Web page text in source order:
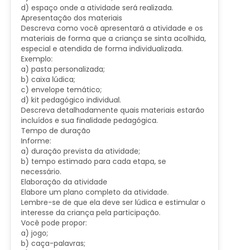
d) espaço onde a atividade será realizada.
Apresentação dos materiais
Descreva como você apresentará a atividade e os
materiais de forma que a criança se sinta acolhida,
especial e atendida de forma individualizada.
Exemplo:
a) pasta personalizada;
b) caixa lúdica;
c) envelope temático;
d) kit pedagógico individual.
Descreva detalhadamente quais materiais estarão
incluídos e sua finalidade pedagógica.
Tempo de duração
Informe:
a) duração prevista da atividade;
b) tempo estimado para cada etapa, se
necessário.
Elaboração da atividade
Elabore um plano completo da atividade.
Lembre-se de que ela deve ser lúdica e estimular o
interesse da criança pela participação.
Você pode propor:
a) jogo;
b) caça-palavras;